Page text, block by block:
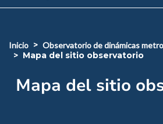
inicio observatorio de dinámicas
mapa del sitio observatorio
Mapa del sitio